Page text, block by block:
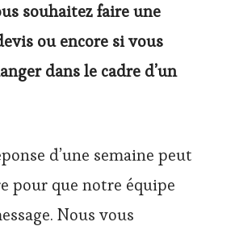
souhaitez faire une
ou encore si vous
dans le cadre d’un
d’une semaine peut
pour que notre équipe
Nous vous